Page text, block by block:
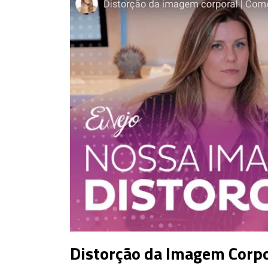
Distorção da Imagem